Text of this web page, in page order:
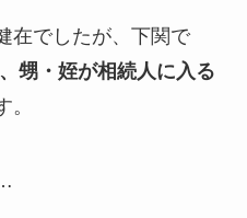
在でしたが、下関で
甥・姪が相続人に入る
。